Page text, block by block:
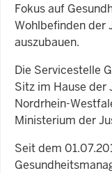
Fokus auf
Wohlbefinden der
auszubauen.
Die Servicestelle
Sitz im Hause der
Nordrhein-
Ministerium der
Seit dem